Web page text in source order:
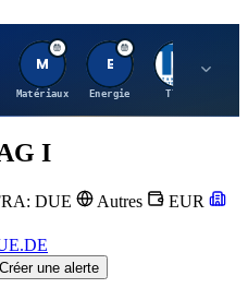
M
Matériaux
E
Energie TTWO
I
DUE Autres
EUR
Créer une alerte